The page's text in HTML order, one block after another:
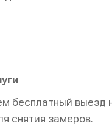
бесплатный выезд
снятия замеров.